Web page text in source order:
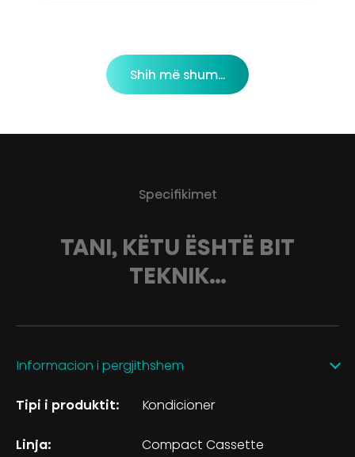
Shih më shum...
Specifikimet
TANI, KËTU ËSHTË BIT
TEKNIK…
Informacion i pergjithshem
Tipi i produktit: Kondicioner
Linja: Compact Cassette